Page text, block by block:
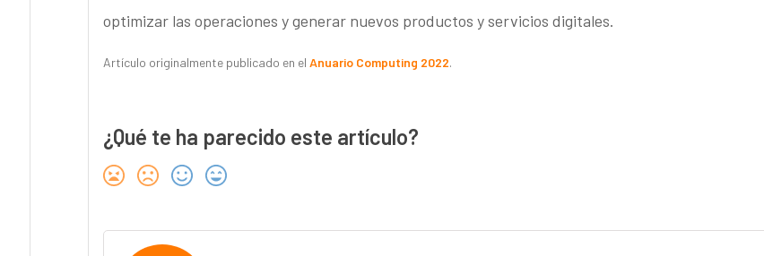
optimizar las operaciones y generar nuevos productos y servicios digitales.
Artículo originalmente publicado en el Anuario Computing 2022.
¿Qué te ha parecido este artículo?